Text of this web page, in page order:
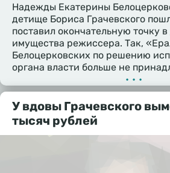
Надежды Екатерины
детище Бориса Грачевского
поставил окончательную точку
имущества режиссера. Так,
Белоцерковских по решению
органа власти больше не
•••
У вдовы Грачевского
тысяч рублей